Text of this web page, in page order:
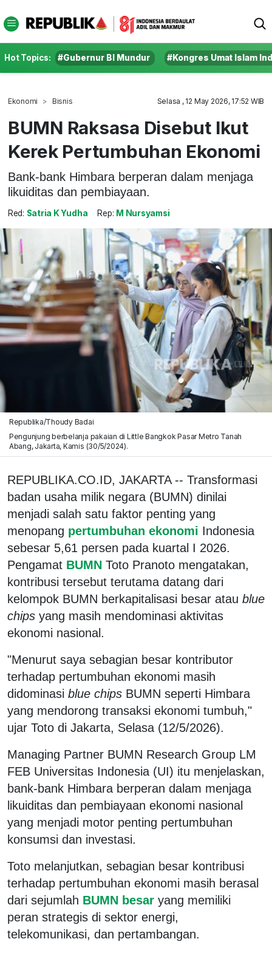
Hot Topics: #Gubernur BI Mundur #Kongres Umat Islam
Ekonomi Bisnis Selasa , 12 May 2026, 17:52 WIB
BUMN Raksasa Disebut Ikut
Kerek Pertumbuhan Ekonomi
Bank-bank Himbara berperan dalam menjaga
likuiditas dan pembiayaan.
Red: Satria K Yudha Rep: M Nursyamsi
Republika/Thoudy Badai
Pengunjung berbelanja pakaian di Little Bangkok Pasar Metro Tanah
Abang, Jakarta, Kamis (30/5/2024).
REPUBLIKA.CO.ID, JAKARTA -- Transformasi
badan usaha milik negara (BUMN) dinilai
menjadi salah satu faktor penting yang
menopang pertumbuhan ekonomi Indonesia
sebesar 5,61 persen pada kuartal I 2026.
Pengamat BUMN Toto Pranoto mengatakan,
kontribusi tersebut terutama datang dari
kelompok BUMN berkapitalisasi besar atau blue
chips yang masih mendominasi aktivitas
ekonomi nasional.
"Menurut saya sebagian besar kontributor
terhadap pertumbuhan ekonomi masih
didominasi blue chips BUMN seperti Himbara
yang mendorong transaksi ekonomi tumbuh,"
ujar Toto di Jakarta, Selasa (12/5/2026).
Managing Partner BUMN Research Group LM
FEB Universitas Indonesia (UI) itu menjelaskan,
bank-bank Himbara berperan dalam menjaga
likuiditas dan pembiayaan ekonomi nasional
yang menjadi motor penting pertumbuhan
konsumsi dan investasi.
Toto melanjutkan, sebagian besar kontribusi
terhadap pertumbuhan ekonomi masih berasal
dari sejumlah BUMN besar yang memiliki
peran strategis di sektor energi,
telekomunikasi, dan pertambangan.